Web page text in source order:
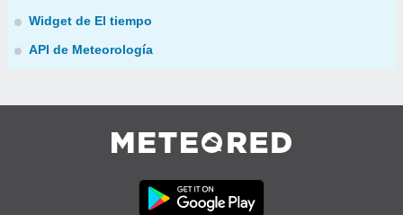
Widget de El tiempo
API de Meteorología